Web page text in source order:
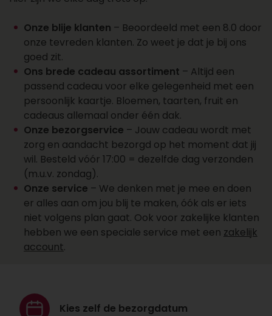
een account aan
Wil je over een week of later een cadeau laten
bezorgen? Dat kan. Zo plan je cadeaus vooruit
en vergeet je ze niet. Kies de juiste datum bij je
bestelling en wij regelen de rest. Wil je een groot
aantal cadeaus laten bezorgen? Onze sales
afdeling staat klaar voor al je cadeaus, offertes,
personalisaties en account aanvragen. Maak
een account aan, vraag online een offerte aan of
neem contact op met ons salesteam voor
vragen over het bezorgen van een cadeau.
Bereik ons op 088 - 110 80 88 of via
sales@topgeschenken.nl.
Onze blije klanten – Beoordeeld met een 8.0 door
onze tevreden klanten. Zo weet je dat je bij ons
goed zit.
Ons brede cadeau assortiment – Altijd een
passend cadeau voor elke gelegenheid met een
persoonlijk kaartje. Bloemen, taarten, fruit en
cadeaus allemaal onder één dak.
Onze bezorgservice – Jouw cadeau wordt met
zorg en aandacht bezorgd op het moment dat jij
wil. Besteld vóór 17:00 = dezelfde dag verzonden
(m.u.v. zondag).
Onze service – We denken met je mee en doen
er alles aan om jou blij te maken, óók als er iets
niet volgens plan gaat. Ook voor zakelijke klanten
hebben we een speciale service met een zakelijk
account.
Kies zelf de bezorgdatum